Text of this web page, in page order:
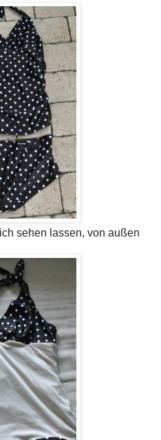
sehen lassen, von außen